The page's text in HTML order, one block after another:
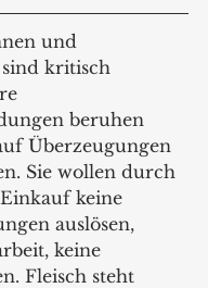
und
kritisch
beruhen
Überzeugungen
Sie wollen durch
keine
auslösen,
keine
Fleisch steht